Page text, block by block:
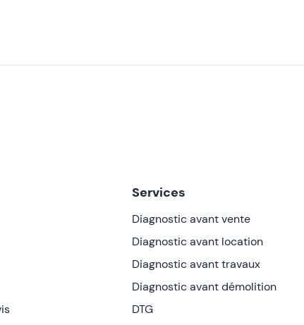
Services
Diagnostic avant vente
Diagnostic avant location
Diagnostic avant travaux
Diagnostic avant démolition
DTG